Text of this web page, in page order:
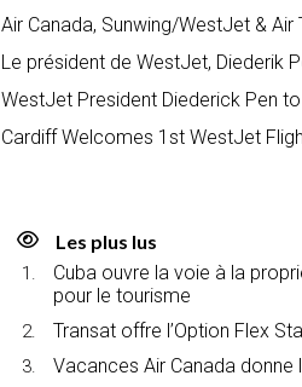
Air Canada, Sunwing/WestJet &
Le président de WestJet, Diederik
WestJet President Diederick Pen
Cardiff Welcomes 1st WestJet
Les plus lus
Cuba ouvre la voie à la
pour le tourisme
Transat offre l’Option Flex
Vacances Air Canada